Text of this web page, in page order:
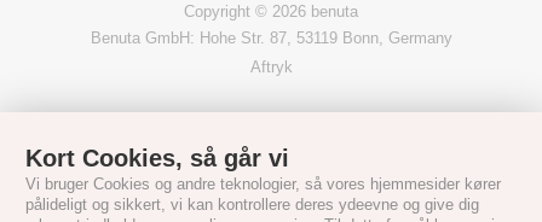
Copyright © 2026 benuta
Benuta GmbH: Hohe Str. 87, 53119 Bonn, Germany
Aftryk
Kort Cookies, så går vi
Vi bruger Cookies og andre teknologier, så vores hjemmesider kører
pålideligt og sikkert, vi kan kontrollere deres ydeevne og give dig